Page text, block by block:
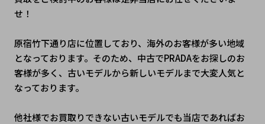
せ！
原宿竹下通り店に位置しており、海外のお客様が多い地域
となっております。そのため、中古でPRADAをお探しのお
客様が多く、古いモデルから新しいモデルまで大変人気と
なっております。
他社様でお買取りできない古いモデルでも当店であればお